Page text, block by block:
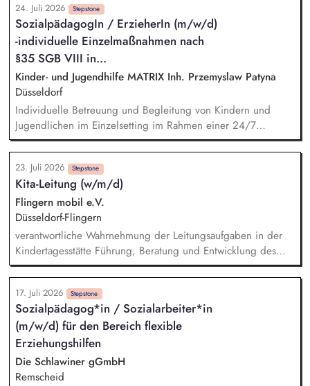
Lebensunterhalts, Arbeit, Gesundheitsfürsorge und
Antragsstellungen. Bei Bedarf unterstützen Sie die
Ratsuchenden bei der Koordinierung von Terminen, der
Vermittlung von Gebärdensprachdolmetscher*innen und
vermitteln an problemorientierte Hilfsangebote weiter. Neben
der Hilfe zur Selbsthilfe für die Betroffenen stehen Sie
Ämtern, Institutionen, Schulen, Krankenhäusern, Vereinen,
Selbsthilfegruppen und weiteren Einrichtungen für Fragen zur
Verfügung.
24. Juli 2026 Stepstone
SozialpädagogIn / ErzieherIn (m/w/d)
-individuelle Einzelmaßnahmen nach
§35 SGB VIII in...
Kinder- und Jugendhilfe MATRIX Inh. Przemyslaw Patyna
Düsseldorf
Individuelle Betreuung und Begleitung von Kindern und
Jugendlichen im Einzelsetting im Rahmen einer 24/7
Betreuung. Sicherstellung der alltäglichen Versorgung
(Struktur, Ernährung, Gesundheit, Schule, Freizeit etc.).
Unterstützung im Klärungs- und Rückführungsprozess sowie in
der Verselbstständigung. Enge Zusammenarbeit mit
Jugendämtern, Schulen, Behörden und weiteren
KooperationspartnerInnen. Schichtdienst (inkl. Nacht- und
Wochenenddiensten), gerne im Rahmen von 24 Std.
Diensten, flexible Schichtgestaltung möglich.
23. Juli 2026 Stepstone
Kita-Leitung (w/m/d)
Flingern mobil e.V.
Düsseldorf-Flingern
verantwortliche Wahrnehmung der Leitungsaufgaben in der
Kindertagesstätte Führung, Beratung und Entwicklung des
Personals in pädagogischen und organisatorischen Fragen
Fachkenntnisse und Sensibilität in Sachen des Kindeswohls
und Kindesschutzes Budgetverantwortung und -steuerung
Umsetzung des im Kinderbildungsgesetz genannten
Erziehungs- und Bildungsauftrages Mitverantwortung für
Einstellungs- und Bewerbungsverfahren enge Zusammenarbeit
mit den Eltern im Rahmen der Erziehungspartnerschaft
17. Juli 2026 Stepstone
Sozialpädagog*in / Sozialarbeiter*in
(m/w/d) für den Bereich flexible
Erziehungshilfen
Die Schlawiner gGmbH
Remscheid